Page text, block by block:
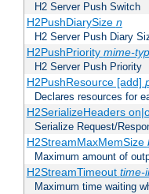
H2 Server Push Switch
H2PushDiarySize n
H2 Server Push Diary
H2PushPriority mime-
H2 Server Push Priority
H2PushResource [add]
Declares resources for
H2SerializeHeaders
Serialize Request/
H2StreamMaxMemSize
Maximum amount of
H2StreamTimeout time-
Maximum time waiting